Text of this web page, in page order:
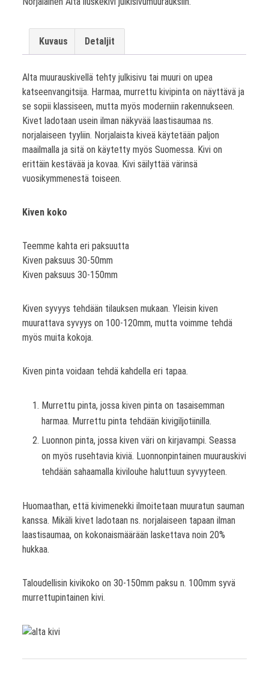
Kuvaus Detaljit
Alta muurauskivellä tehty julkisivu tai muuri on upea
katseenvangitsija. Harmaa, murrettu kivipinta on näyttävä ja
se sopii klassiseen, mutta myös moderniin rakennukseen.
Kivet ladotaan usein ilman näkyvää laastisaumaa ns.
norjalaiseen tyyliin. Norjalaista kiveä käytetään paljon
maailmalla ja sitä on käytetty myös Suomessa. Kivi on
erittäin kestävää ja kovaa. Kivi säilyttää värinsä
vuosikymmenestä toiseen.
Kiven koko
Teemme kahta eri paksuutta
Kiven paksuus 30-50mm
Kiven paksuus 30-150mm
Kiven syvyys tehdään tilauksen mukaan. Yleisin kiven
muurattava syvyys on 100-120mm, mutta voimme tehdä
myös muita kokoja.
Kiven pinta voidaan tehdä kahdella eri tapaa.
Murrettu pinta, jossa kiven pinta on tasaisemman
harmaa. Murrettu pinta tehdään kivigiljotiinilla.
Luonnon pinta, jossa kiven väri on kirjavampi. Seassa
on myös rusehtavia kiviä. Luonnonpintainen muurauskivi
tehdään sahaamalla kivilouhe haluttuun syvyyteen.
Huomaathan, että kivimenekki ilmoitetaan muuratun sauman
kanssa. Mikäli kivet ladotaan ns. norjalaiseen tapaan ilman
laastisaumaa, on kokonaismäärään laskettava noin 20%
hukkaa.
Taloudellisin kivikoko on 30-150mm paksu n. 100mm syvä
murrettupintainen kivi.